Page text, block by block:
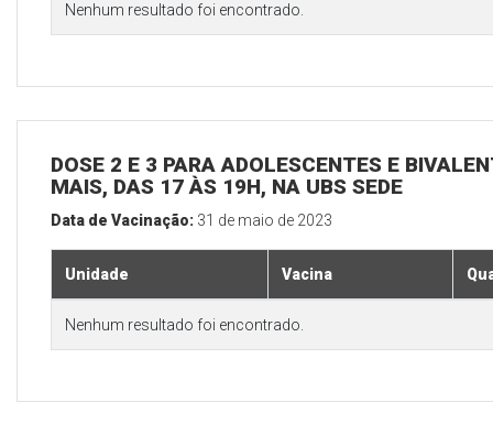
Nenhum resultado foi encontrado.
DOSE 2 E 3 PARA ADOLESCENTES E
MAIS, DAS 17 ÀS 19H, NA UBS SEDE
Data de Vacinação: 31 de maio de 2023
Unidade Vacina
Nenhum resultado foi encontrado.